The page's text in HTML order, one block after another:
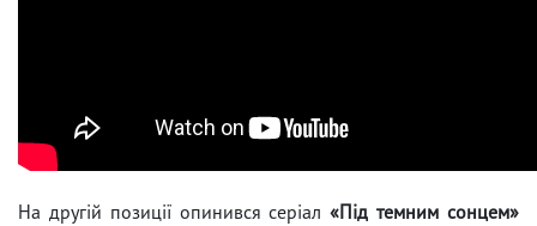
На другій позиції опинився серіал «Під темним сонцем»